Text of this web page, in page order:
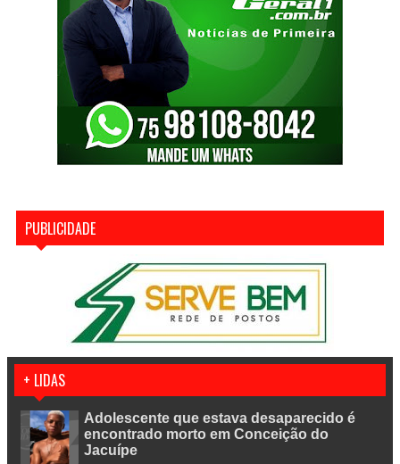
PUBLICIDADE
+ LIDAS
Adolescente que estava desaparecido é
encontrado morto em Conceição do
Jacuípe